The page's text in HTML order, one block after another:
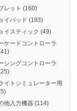
レット (160)
イパッド (193)
イスティック (49)
ケードコントローラ
シングコントローラ
イトシミュレーター用
他入力機器(114)